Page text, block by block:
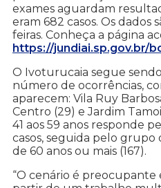
exames aguardam
eram 682 casos. Os dados
feiras. Conheça a página
https://jundiai.sp.gov.br/
O Ivoturucaia segue
número de ocorrências,
aparecem: Vila Ruy
Centro (29) e Jardim
41 aos 59 anos responde
casos, seguida pelo grupo
de 60 anos ou mais (167).
“O cenário é preocupante